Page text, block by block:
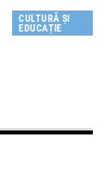
CULTURĂ ȘI
EDUCAȚIE